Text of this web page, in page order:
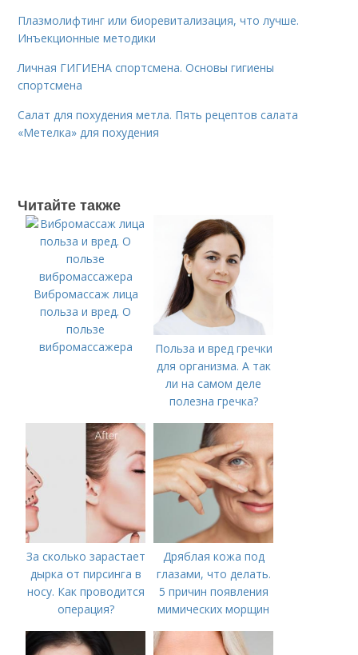
Плазмолифтинг или биоревитализация, что лучше.
Инъекционные методики
Личная ГИГИЕНА спортсмена. Основы гигиены
спортсмена
Салат для похудения метла. Пять рецептов салата
«Метелка» для похудения
Читайте также
Вибромассаж лица
польза и вред. О
пользе
вибромассажера
Польза и вред гречки
для организма. А так
ли на самом деле
полезна гречка?
За сколько зарастает
дырка от пирсинга в
носу. Как проводится
операция?
Дряблая кожа под
глазами, что делать.
5 причин появления
мимических морщин